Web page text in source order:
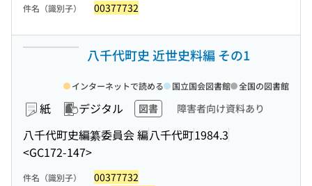
件名（識別子） 00377732
八千代町史 近世史料編 その1
紙 デジタル 図書 障害者向け資料あり
八千代町史編纂委員会 編八千代町1984.3
<GC172-147>
インターネットで読める 国立国会図書館 全国の図書館
件名（識別子） 00377732